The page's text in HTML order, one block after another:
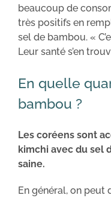
beaucoup de
très positifs en
sel de bambou. «
Leur santé s’en
En quelle
bambou ?
Les coréens sont
kimchi avec du sel
saine.
En général, on peut